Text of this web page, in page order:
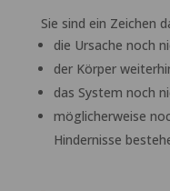
Sie sind ein Zeichen
die Ursache noch
der Körper
das System noch
möglicherweise
Hindernisse